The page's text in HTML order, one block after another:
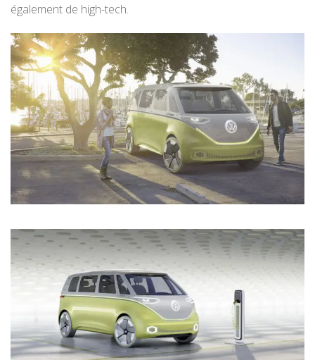
également de high-tech.